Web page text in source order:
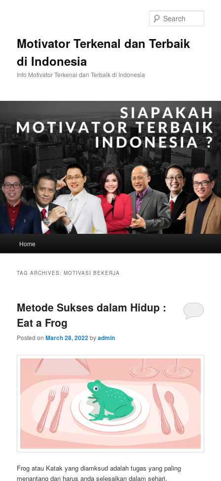
Motivator Terkenal dan Terbaik
di Indonesia
Info Motivator Terkenal dan Terbaik di Indonesia
Home
TAG ARCHIVES:MOTIVASI BEKERJA
Metode Sukses dalam Hidup :
Eat a Frog
Posted onMarch 28, 2022byadmin
Frog atau Katak yang diamksud adalah tugas yang paling
menantang dan harus anda selesaikan dalam sehari.